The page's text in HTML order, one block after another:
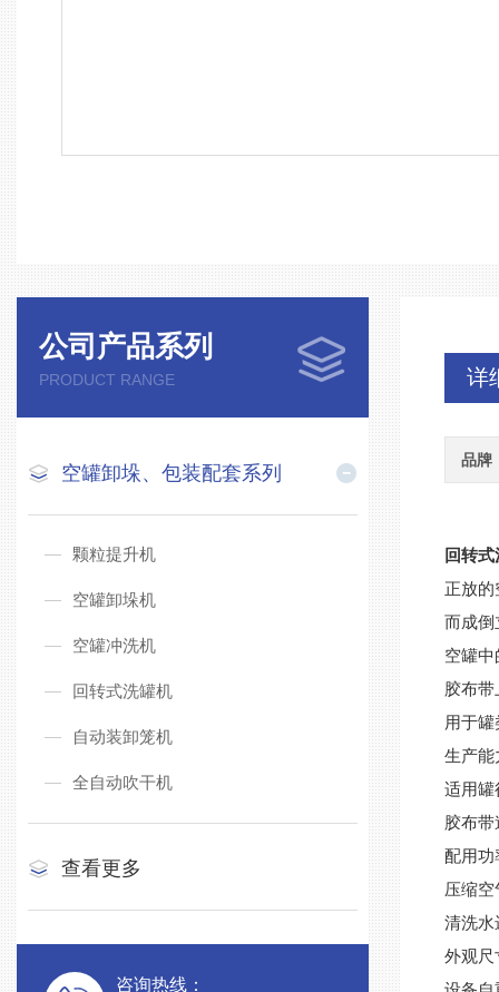
公司产品系列
PRODUCT RANGE
空罐卸垛、包装配套系列
颗粒提升机
空罐卸垛机
空罐冲洗机
回转式洗罐机
自动装卸笼机
全自动吹干机
查看更多
咨询热线：
详
品牌
回转
正放
而成倒
空罐
胶布
用于
生产能
适用罐
胶布
配用功
压缩
清洗水
外观尺